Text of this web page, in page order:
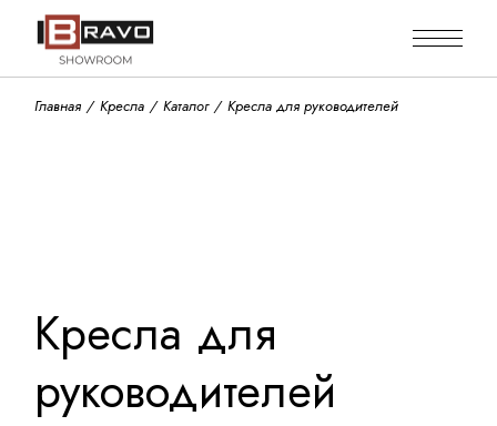
Главная Кресла Каталог Кресла для руководителей
Кресла для
руководителей